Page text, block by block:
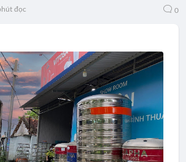
đọc 0